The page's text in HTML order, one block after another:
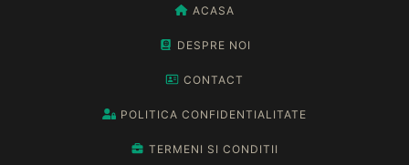
ACASA
DESPRE NOI
CONTACT
POLITICA CONFIDENTIALITATE
TERMENI SI CONDITII